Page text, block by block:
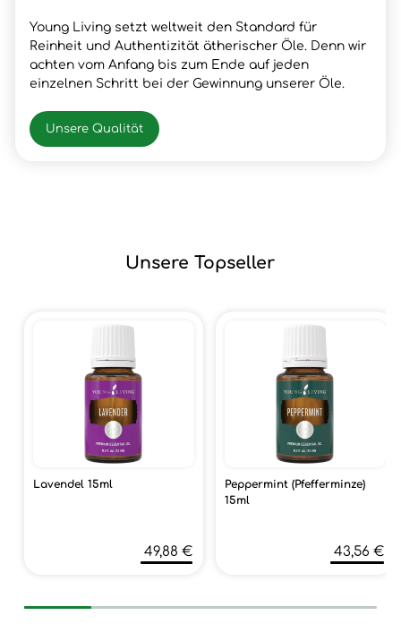
Young Living setzt weltweit den Standard für
Reinheit und Authentizität ätherischer Öle. Denn wir
achten vom Anfang bis zum Ende auf jeden
einzelnen Schritt bei der Gewinnung unserer Öle.
Unsere Qualität
Unsere Topseller
Lavendel 15ml
49,88 €
Peppermint (Pfefferminze)
15ml
43,56 €